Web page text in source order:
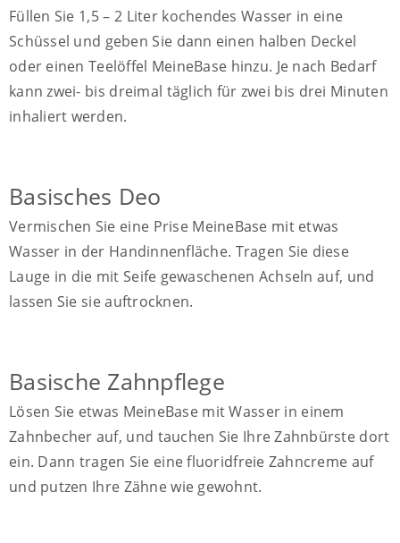
Füllen Sie 1,5 – 2 Liter kochendes Wasser in eine
Schüssel und geben Sie dann einen halben Deckel
oder einen Teelöffel MeineBase hinzu. Je nach Bedarf
kann zwei- bis dreimal täglich für zwei bis drei Minuten
inhaliert werden.
Basisches Deo
Vermischen Sie eine Prise MeineBase mit etwas
Wasser in der Handinnenfläche. Tragen Sie diese
Lauge in die mit Seife gewaschenen Achseln auf, und
lassen Sie sie auftrocknen.
Basische Zahnpflege
Lösen Sie etwas MeineBase mit Wasser in einem
Zahnbecher auf, und tauchen Sie Ihre Zahnbürste dort
ein. Dann tragen Sie eine fluoridfreie Zahncreme auf
und putzen Ihre Zähne wie gewohnt.